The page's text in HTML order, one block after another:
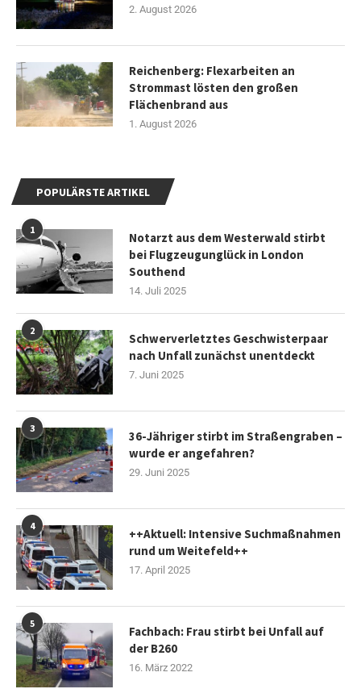
2. August 2026
Reichenberg: Flexarbeiten an
Strommast lösten den großen
Flächenbrand aus
1. August 2026
POPULÄRSTE ARTIKEL
1
Notarzt aus dem Westerwald stirbt
bei Flugzeugunglück in London
Southend
14. Juli 2025
2
Schwerverletztes Geschwisterpaar
nach Unfall zunächst unentdeckt
7. Juni 2025
3
36-Jähriger stirbt im Straßengraben –
wurde er angefahren?
29. Juni 2025
4
++Aktuell: Intensive Suchmaßnahmen
rund um Weitefeld++
17. April 2025
5
Fachbach: Frau stirbt bei Unfall auf
der B260
16. März 2022